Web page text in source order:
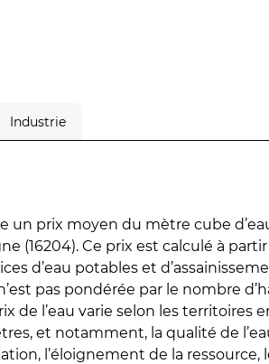
Industrie
un prix moyen du mètre cube
(16204). Ce prix est calculé à
d’eau potables et
pas pondérée par le nombre
de l’eau varie selon les territoires
et notamment, la qualité de
l’éloignement de la ressource,